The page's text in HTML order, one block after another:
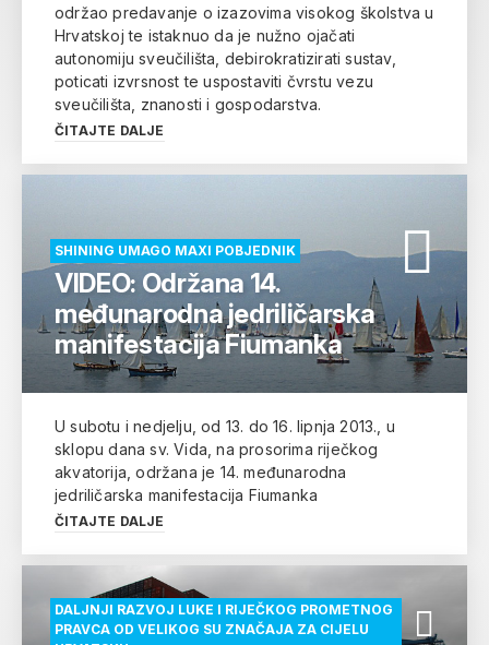
održao predavanje o izazovima visokog školstva u
Hrvatskoj te istaknuo da je nužno ojačati
autonomiju sveučilišta, debirokratizirati sustav,
poticati izvrsnost te uspostaviti čvrstu vezu
sveučilišta, znanosti i gospodarstva.
ČITAJTE DALJE
SHINING UMAGO MAXI POBJEDNIK
VIDEO: Održana 14.
međunarodna jedriličarska
manifestacija Fiumanka
U subotu i nedjelju, od 13. do 16. lipnja 2013., u
sklopu dana sv. Vida, na prosorima riječkog
akvatorija, održana je 14. međunarodna
jedriličarska manifestacija Fiumanka
ČITAJTE DALJE
DALJNJI RAZVOJ LUKE I RIJEČKOG PROMETNOG
PRAVCA OD VELIKOG SU ZNAČAJA ZA CIJELU